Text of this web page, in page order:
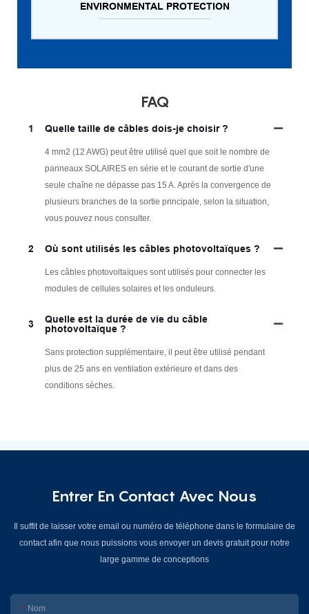
ENVIRONMENTAL PROTECTION
FAQ
1 Quelle taille de câbles dois-je choisir ?
4 mm2 (12 AWG) peut être utilisé quel que soit le nombre de
panneaux SOLAIRES en série et le courant de sortie d'une
seule chaîne ne dépasse pas 15 A. Après la convergence de
plusieurs branches de la sortie principale, selon la situation,
vous pouvez nous consulter.
2 Où sont utilisés les câbles photovoltaïques ?
Les câbles photovoltaïques sont utilisés pour connecter les
modules de cellules solaires et les onduleurs.
3
Quelle est la durée de vie du câble
photovoltaïque ?
Sans protection supplémentaire, il peut être utilisé pendant
plus de 25 ans en ventilation extérieure et dans des
conditions sèches.
Entrer En Contact Avec Nous
Il suffit de laisser votre email ou numéro de téléphone dans le formulaire de
contact afin que nous puissions vous envoyer un devis gratuit pour notre
large gamme de conceptions
Nom